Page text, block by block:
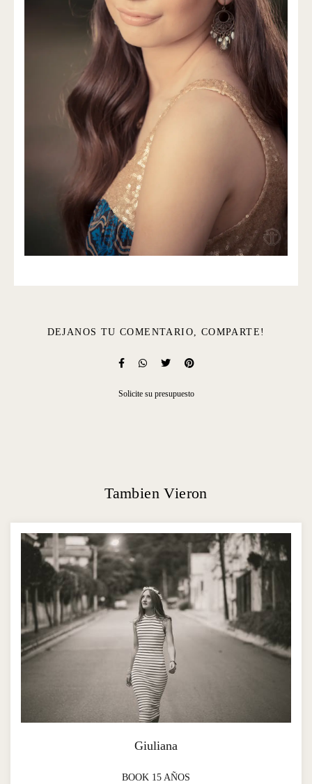
DEJANOS TU COMENTARIO, COMPARTE!
Solicite su presupuesto
Tambien Vieron
Giuliana
BOOK 15 AÑOS